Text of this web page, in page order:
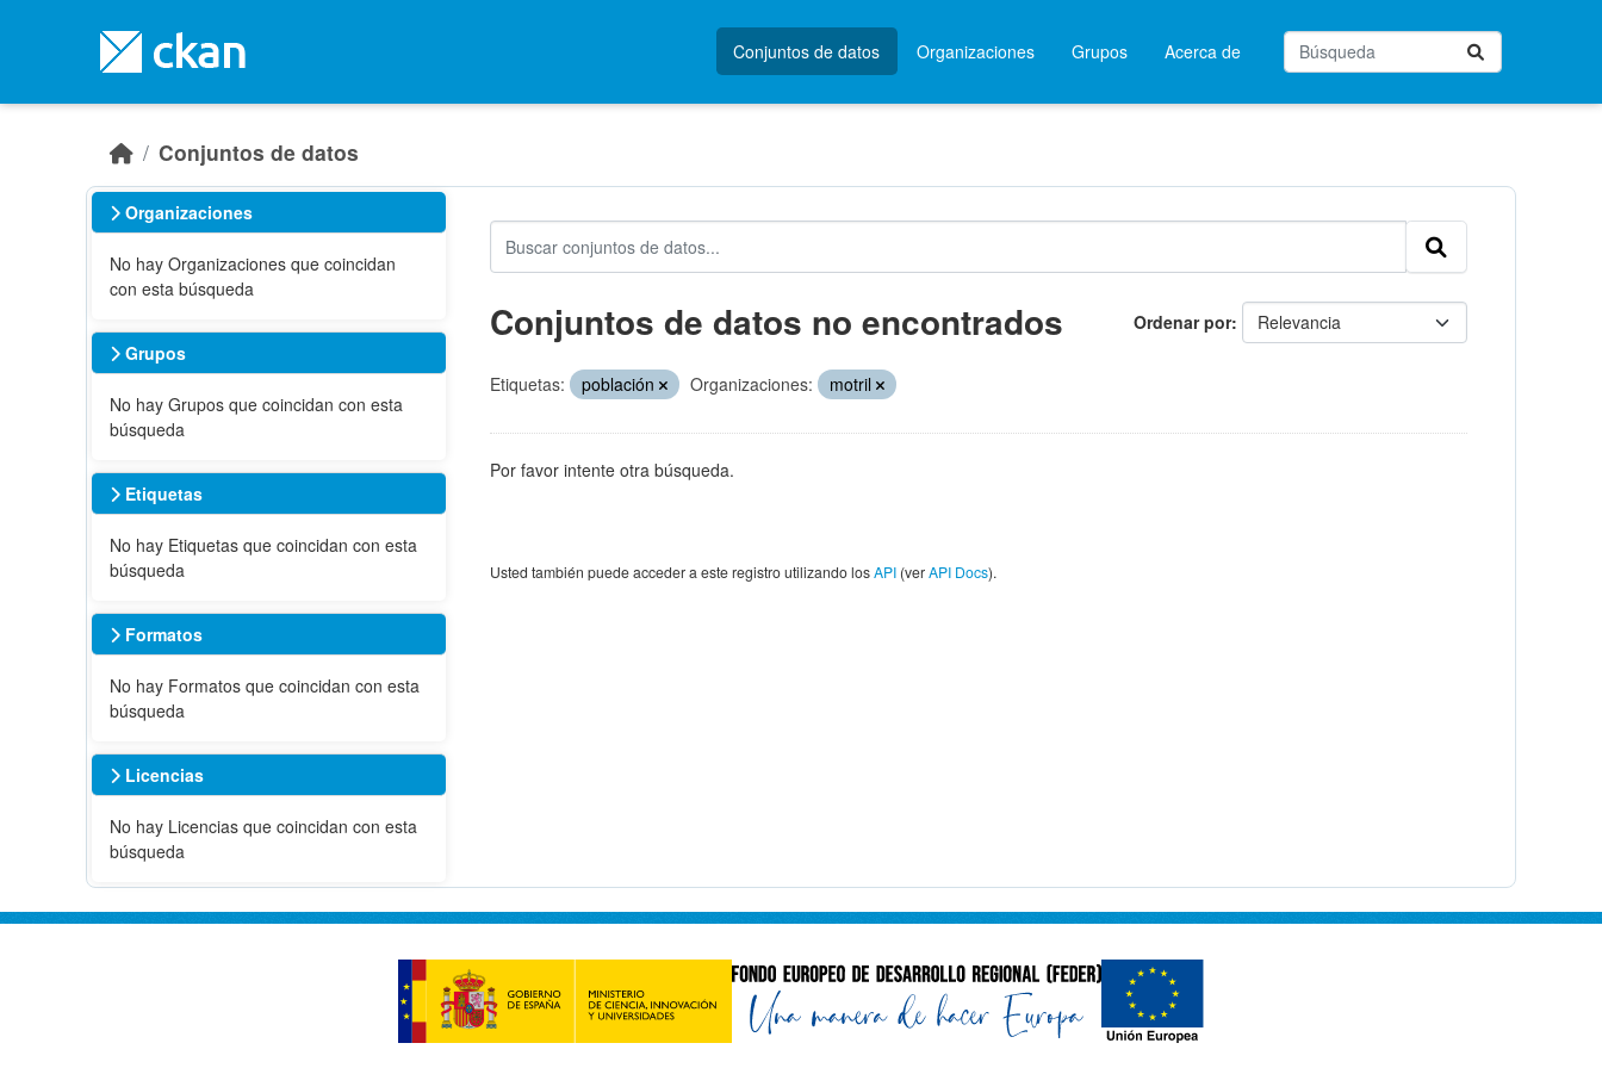
Conjuntos de datos
Organizaciones Grupos Acerca de
Conjuntos de datos
Organizaciones
No hay Organizaciones que coincidan
con esta búsqueda
Grupos
No hay Grupos que coincidan con esta
búsqueda
Etiquetas
No hay Etiquetas que coincidan con esta
búsqueda
Formatos
No hay Formatos que coincidan con esta
búsqueda
Licencias
No hay Licencias que coincidan con esta
búsqueda
Ordenar por
Conjuntos de datos no encontrados
Etiquetas: población Organizaciones: motril
Por favor intente otra búsqueda.
Usted también puede acceder a este registro utilizando losAPI(verAPI Docs).